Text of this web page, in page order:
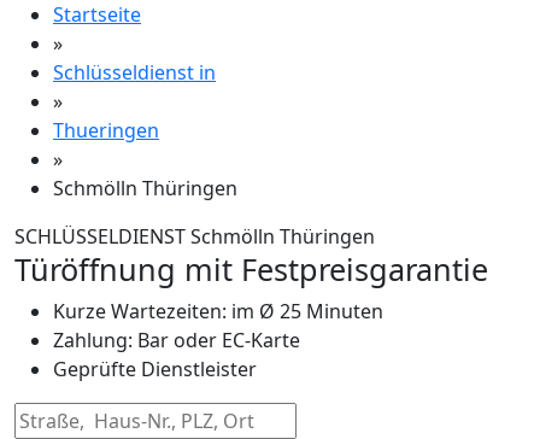
Startseite
»
Schlüsseldienst in
»
Thueringen
»
Schmölln Thüringen
SCHLÜSSELDIENST Schmölln Thüringen
Türöffnung mit Festpreisgarantie
Kurze Wartezeiten: im Ø 25 Minuten
Zahlung: Bar oder EC-Karte
Geprüfte Dienstleister